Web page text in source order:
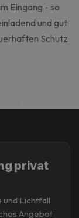
Eingang - so
und gut
Schutz
privat
und Lichtfall
Angebot